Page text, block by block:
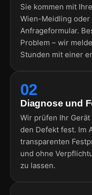
Sie kommen mit
Wien-Meidling oder
Anfrageformular.
Problem – wir
Stunden mit einer
02
Diagnose und
Wir prüfen Ihr
den Defekt fest. Im
transparenten
und ohne
zu lassen.